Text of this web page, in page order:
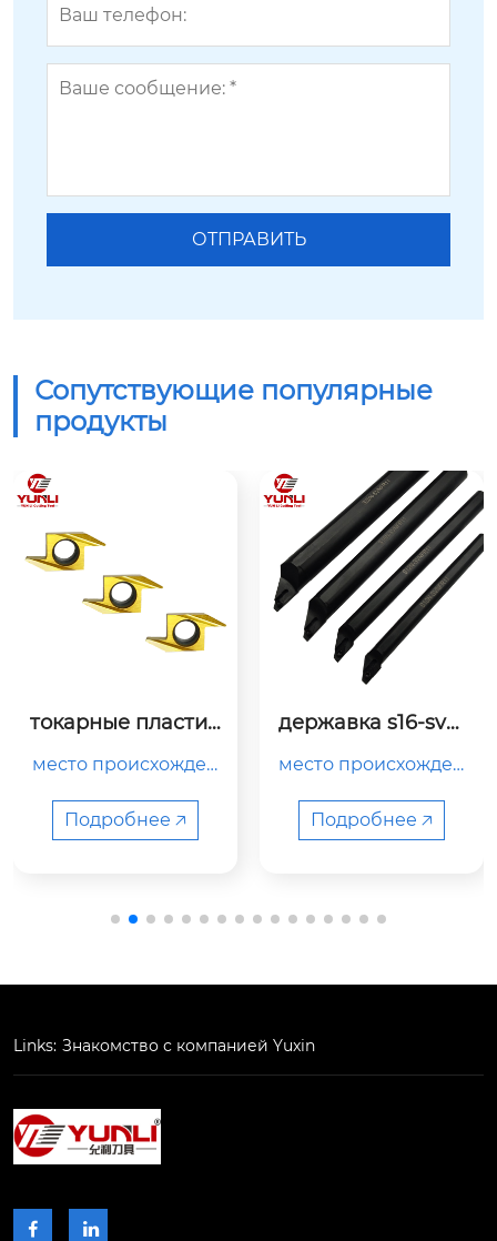
Сопутствующие популярные
продукты
токарные пластин
место происхожден
китай
твердосплавная фр
j1...
Подробнее 🡥
державка s16-svnf
место происхожден
ель токарного станк
а номер модели s16-
unli использование
шт. продажные еди
Подробнее 🡥
Links: Знакомство с компанией Yuxin
 